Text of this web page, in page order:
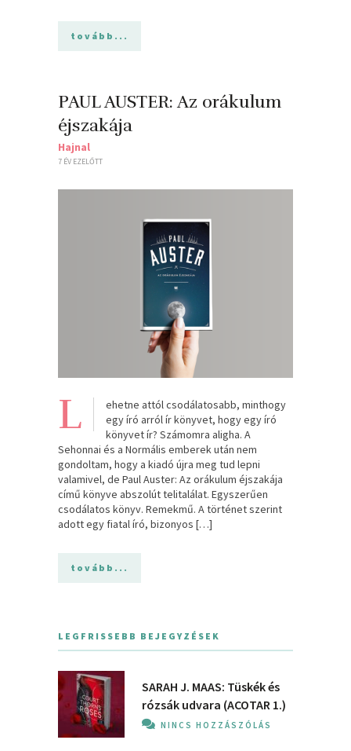
tovább...
PAUL AUSTER: Az orákulum
éjszakája
Hajnal
7 ÉV EZELŐTT
L
ehetne attól csodálatosabb, minthogy
egy író arról ír könyvet, hogy egy író
könyvet ír? Számomra aligha. A
Sehonnai és a Normális emberek után nem
gondoltam, hogy a kiadó újra meg tud lepni
valamivel, de Paul Auster: Az orákulum éjszakája
című könyve abszolút telitalálat. Egyszerűen
csodálatos könyv. Remekmű. A történet szerint
adott egy fiatal író, bizonyos […]
tovább...
LEGFRISSEBB BEJEGYZÉSEK
SARAH J. MAAS: Tüskék és
rózsák udvara (ACOTAR 1.)
NINCS HOZZÁSZÓLÁS